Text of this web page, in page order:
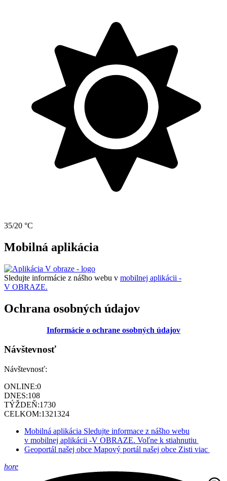
35/20 °C
Mobilná aplikácia
Sledujte informácie z nášho webu v mobilnej aplikácii -
V OBRAZE.
Ochrana osobných údajov
Informácie o ochrane osobných údajov
Návštevnosť
Návštevnosť:
ONLINE:0
DNES:108
TÝŽDEŇ:1730
CELKOM:1321324
Mobilná aplikácia Sledujte informace z nášho webu
v mobilnej aplikácii -V OBRAZE. Voľne k stiahnutiu
Geoportál našej obce Mapový portál našej obce Zisti viac
hore